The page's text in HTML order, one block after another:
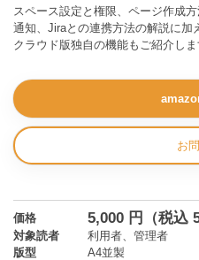
スペース設定と権限、ページ作成
通知、Jiraとの連携方法の解説に加
クラウド版独自の機能もご紹介しま
お
価格 5,000 円（税込
対象読者
利用者、管理者
版型
A4並製